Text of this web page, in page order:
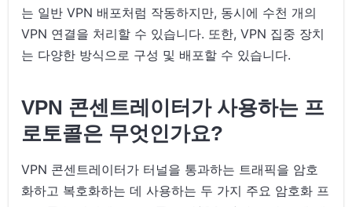
는 일반 VPN 배포처럼 작동하지만, 동시에 수천 개의
VPN 연결을 처리할 수 있습니다. 또한, VPN 집중 장치
는 다양한 방식으로 구성 및 배포할 수 있습니다.
VPN 콘센트레이터가 사용하는 프
로토콜은 무엇인가요?
VPN 콘센트레이터가 터널을 통과하는 트래픽을 암호
화하고 복호화하는 데 사용하는 두 가지 주요 암호화 프